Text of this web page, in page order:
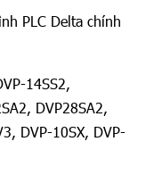
PLC Delta chính
14SS2,
DVP28SA2,
DVP-10SX, DVP-